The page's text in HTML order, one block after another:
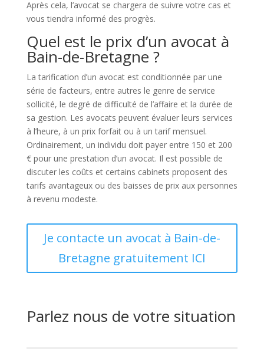
Après cela, l’avocat se chargera de suivre votre cas et
vous tiendra informé des progrès.
Quel est le prix d’un avocat à
Bain-de-Bretagne ?
La tarification d’un avocat est conditionnée par une
série de facteurs, entre autres le genre de service
sollicité, le degré de difficulté de l’affaire et la durée de
sa gestion. Les avocats peuvent évaluer leurs services
à l’heure, à un prix forfait ou à un tarif mensuel.
Ordinairement, un individu doit payer entre 150 et 200
€ pour une prestation d’un avocat. Il est possible de
discuter les coûts et certains cabinets proposent des
tarifs avantageux ou des baisses de prix aux personnes
à revenu modeste.
Je contacte un avocat à Bain-de-
Bretagne gratuitement ICI
Parlez nous de votre situation